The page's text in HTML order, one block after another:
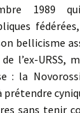
1989
bellicisme
l’ex-URSS,
: la
sans tenir